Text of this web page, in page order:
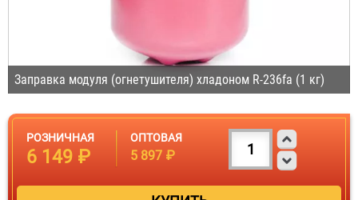
Заправка модуля (огнетушителя) хладоном R-236fa (1 кг)
РОЗНИЧНАЯ
6 149 ₽
ОПТОВАЯ
5 897 ₽